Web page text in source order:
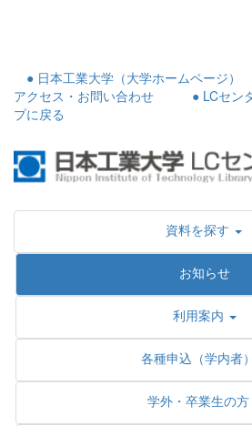
● 日本工業大学（大学ホームページ）
アクセス・お問い合わせ
● LCセン
プに戻る
資料を探す
お知らせ
利用案内
各種申込（学内者）
学外・卒業生の方